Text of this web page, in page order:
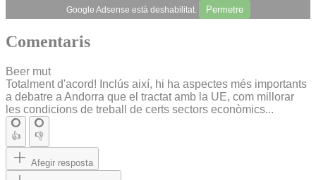
Google Adsense està deshabilitat. Permetre
Comentaris
Beer mut
Totalment d'acord! Inclús així, hi ha aspectes més importants
a debatre a Andorra que el tractat amb la UE, com millorar
les condicions de treball de certs sectors econòmics...
👍 👎
Afegir resposta